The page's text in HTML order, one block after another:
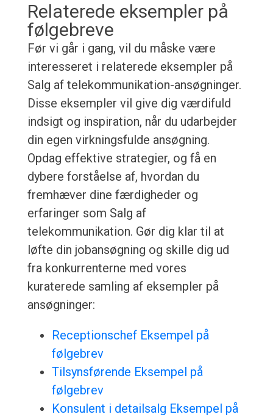
Relaterede eksempler på
følgebreve
Før vi går i gang, vil du måske være
interesseret i relaterede eksempler på
Salg af telekommunikation-ansøgninger.
Disse eksempler vil give dig værdifuld
indsigt og inspiration, når du udarbejder
din egen virkningsfulde ansøgning.
Opdag effektive strategier, og få en
dybere forståelse af, hvordan du
fremhæver dine færdigheder og
erfaringer som Salg af
telekommunikation. Gør dig klar til at
løfte din jobansøgning og skille dig ud
fra konkurrenterne med vores
kuraterede samling af eksempler på
ansøgninger:
Receptionschef Eksempel på
følgebrev
Tilsynsførende Eksempel på
følgebrev
Konsulent i detailsalg Eksempel på